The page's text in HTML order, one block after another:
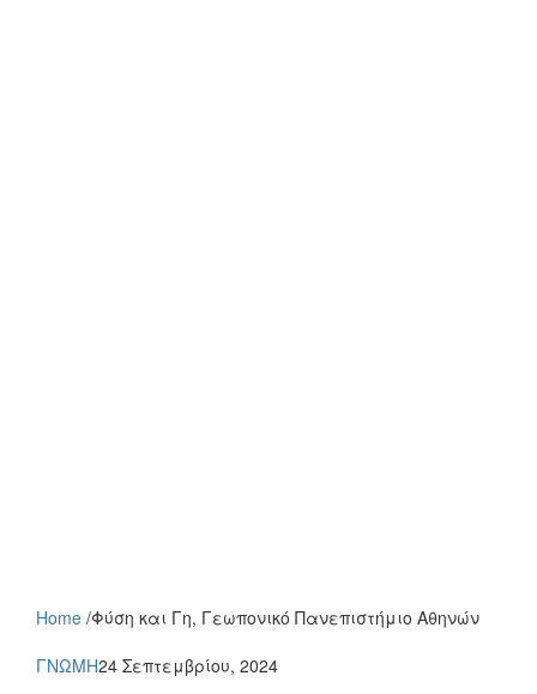
Home /Φύση και Γη, Γεωπονικό Πανεπιστήμιο Αθηνών
ΓΝΩΜΗ24 Σεπτεμβρίου, 2024